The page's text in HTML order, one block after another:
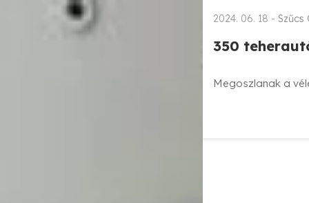
2024. 06. 18 - Szűcs
350
Megoszlanak a